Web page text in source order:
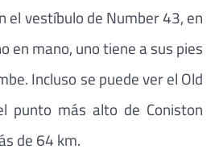
el vestíbulo de Number 43, en
en mano, uno tiene a sus pies
Incluso se puede ver el Old
punto más alto de Coniston
de 64 km.